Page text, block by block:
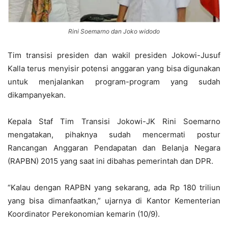
Rini Soemarno dan Joko widodo
Tim transisi presiden dan wakil presiden Jokowi-Jusuf
Kalla terus menyisir potensi anggaran yang bisa digunakan
untuk menjalankan program-program yang sudah
dikampanyekan.
Kepala Staf Tim Transisi Jokowi-JK Rini Soemarno
mengatakan, pihaknya sudah mencermati postur
Rancangan Anggaran Pendapatan dan Belanja Negara
(RAPBN) 2015 yang saat ini dibahas pemerintah dan DPR.
“Kalau dengan RAPBN yang sekarang, ada Rp 180 triliun
yang bisa dimanfaatkan,” ujarnya di Kantor Kementerian
Koordinator Perekonomian kemarin (10/9).